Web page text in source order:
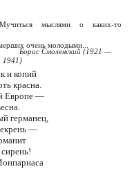
мыслями о каких-то
очень молодыми...
Борис Смоленский (1921 —
1941)
и копий
красна.
Европе —
германец,
—